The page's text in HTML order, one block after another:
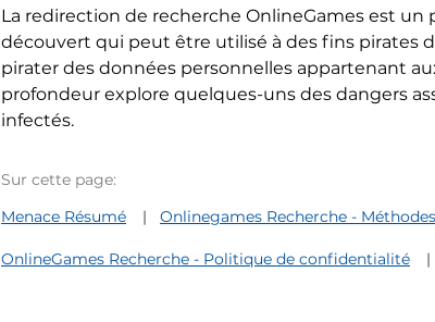
La redirection de recherche OnlineGames est
découvert qui peut être utilisé à des fins pirates
pirater des données personnelles appartenant
profondeur explore quelques-uns des dangers
infectés.
Sur cette page:
Menace Résumé
Onlinegames Recherche -
OnlineGames Recherche - Politique de confidentialité